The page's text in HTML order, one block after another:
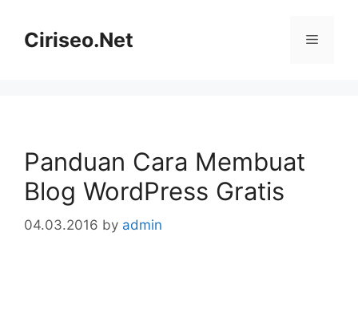
contentCiriseo.Net Menu
Panduan Cara Membuat
Blog WordPress Gratis
04.03.2016 by admin